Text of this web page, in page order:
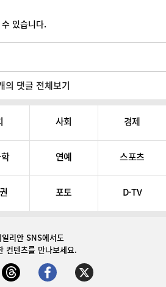
있습니다.
의 댓글 전체보기
사회 경제
연예 스포츠
포토 D-TV
일리안 SNS에서도
컨텐츠를 만나보세요.